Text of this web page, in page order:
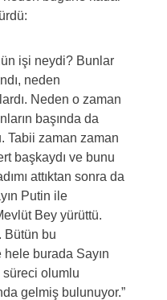
işi neydi? Bunlar
neden
Neden o zaman
başında da
Tabii zaman zaman
başkaydı ve bunu
attıktan sonra da
Putin ile
Bey yürüttü.
Bütün bu
burada Sayın
süreci olumlu
gelmiş bulunuyor.”